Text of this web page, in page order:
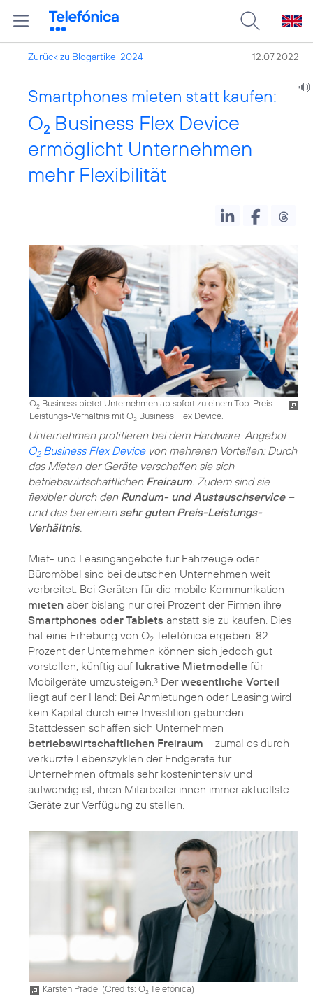
Zurück zu Blogartikel 2024 12.07.2022
Smartphones mieten statt kaufen:
O2 Business Flex Device
ermöglicht Unternehmen
mehr Flexibilität
O2 Business bietet Unternehmen ab sofort zu einem Top-Preis-
Leistungs-Verhältnis mit O2 Business Flex Device.
Unternehmen profitieren bei dem Hardware-Angebot
O2Business Flex Devicevon mehreren Vorteilen: Durch
das Mieten der Geräte verschaffen sie sich
betriebswirtschaftlichen Freiraum . Zudem sind sie
flexibler durch den Rundum- und Austauschservice–
und das bei einem sehr guten Preis-Leistungs-
Verhältnis.
Miet- und Leasingangebote für Fahrzeuge oder
Büromöbel sind bei deutschen Unternehmen weit
verbreitet. Bei Geräten für die mobile Kommunikation
mieten aber bislang nur drei Prozent der Firmen ihre
Smartphones oder Tablets anstatt sie zu kaufen. Dies
hat eine Erhebung von O2 Telefónica ergeben. 82
Prozent der Unternehmen können sich jedoch gut
vorstellen, künftig auf lukrative Mietmodelle für
Mobilgeräte umzusteigen. 3 Derwesentliche Vorteil
liegt auf der Hand: Bei Anmietungen oder Leasing wird
kein Kapital durch eine Investition gebunden.
Stattdessen schaffen sich Unternehmen
betriebswirtschaftlichen Freiraum – zumal es durch
verkürzte Lebenszyklen der Endgeräte für
Unternehmen oftmals sehr kostenintensiv und
aufwendig ist, ihren Mitarbeiter:innen immer aktuellste
Geräte zur Verfügung zu stellen.
Karsten Pradel (Credits: O2Telefónica)